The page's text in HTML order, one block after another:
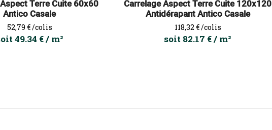
Terre Cuite 60x60
Antico Casale
Prix
52,79 €/colis
49.34 € / m²
Carrelage Aspect Terre Cuite 120x120
Antidérapant Antico Casale
Prix
118,32 €/colis
soit 82.17 € / m²